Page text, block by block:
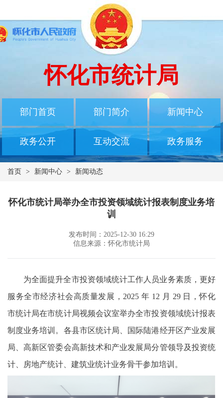
怀化市统计局
部门首页 部门简介 新闻中心
政务公开 互动交流 政务服务
首页 > 新闻中心 > 新闻动态
怀化市统计局举办全市投资领域统计报表制度业务培
训
发布时间：2025-12-30 16:29
信息来源：怀化市统计局
为全面提升全市投资领域统计工作人员业务素质，更好
服务全市经济社会高质量发展，2025 年 12 月 29 日，怀化
市统计局在市统计局视频会议室举办全市投资领域统计报表
制度业务培训。各县市区统计局、国际陆港经开区产业发展
局、高新区管委会高新技术和产业发展局分管领导及投资统
计、房地产统计、建筑业统计业务骨干参加培训。